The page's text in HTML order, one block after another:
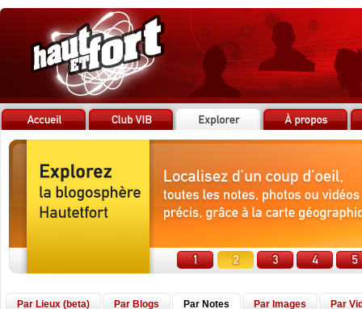
Par Lieux (beta) Par Blogs Par Notes Par Images Par